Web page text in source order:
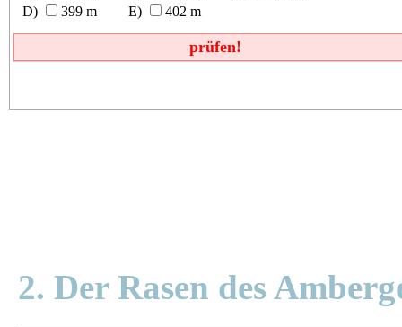
399 m
402 m
prüfen!
2. Der Rasen des